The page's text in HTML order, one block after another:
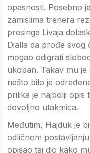
opasnosti. Posebno
zamislima trenera
presinga Livaja
Dialla da prođe
mogao odigrati
ukopan. Takav mu
nešto bilo je
prilika je najbolji opis
dovoljno utakmica.
Međutim, Hajduk je
odličnom
opisao taj dio kako